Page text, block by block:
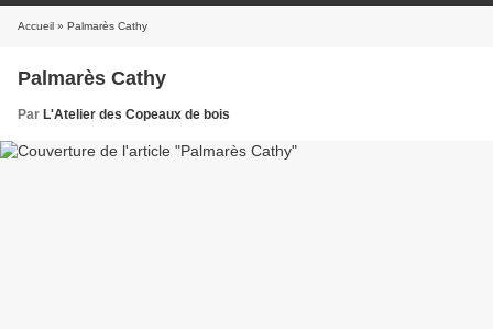
Accueil » Palmarès Cathy
Palmarès Cathy
Par L'Atelier des Copeaux de bois